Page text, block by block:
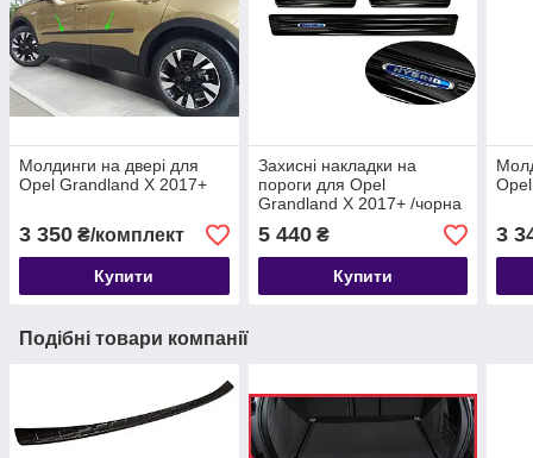
Молдинги на двері для
Opel Grandland X 2017+
3 350 ₴/комплект
Купити
Захисні накладки на
пороги для Opel
Grandland X 2017+ /чорна
5 440₴
Купити
3
Подібні товари компанії